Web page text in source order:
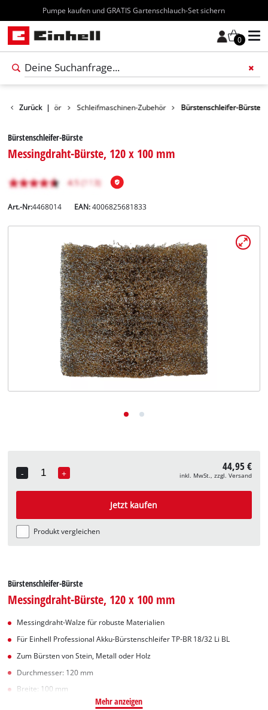
Kostenloser Versand ab 70€
0
Deutsch
Zurück |
Zubehör Schleifmaschinen-Zubehör Bürstenschleifer-Bürste
Bürstenschleifer-Bürste
Messingdraht-Bürste, 120 x 100 mm
Art.-Nr:4468014 EAN:4006825681833
-
Quantity
+ 44,95 €
inkl. MwSt., zzgl. Versand
Jetzt kaufen
Produkt vergleichen
Bürstenschleifer-Bürste
Messingdraht-Bürste, 120 x 100 mm
Messingdraht-Walze für robuste Materialien
Für Einhell Professional Akku-Bürstenschleifer TP-BR 18/32 Li BL
Zum Bürsten von Stein, Metall oder Holz
Durchmesser: 120 mm
Breite: 100 mm
Mehr anzeigen